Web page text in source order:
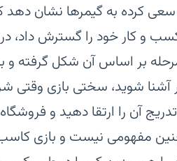
کرده به گیمرها نشان دهد
و کار خود را گسترش داد،
بر اساس آن شکل گرفته و
شوید، سختی بازی وقتی
آن را ارتقا دهید و
چنین مفهومی نیست و بازی